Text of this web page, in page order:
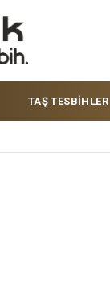
TAŞ TESBİHLER